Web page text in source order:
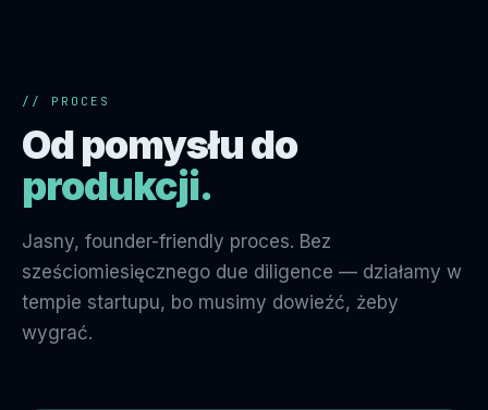
// PROCES
Od pomysłu do
produkcji.
Jasny, founder-friendly proces. Bez
sześciomiesięcznego due diligence — działamy w
tempie startupu, bo musimy dowieźć, żeby
wygrać.